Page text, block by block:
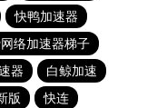
快鸭加速器
络加速器梯子
器
白鲸加速
版
快连